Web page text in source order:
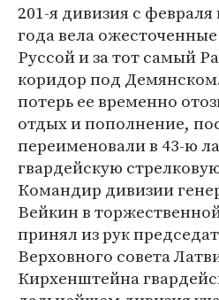
201-я дивизия с февраля
года вела
Руссой и за тот самый
коридор под
потерь ее временно
отдых и пополнение,
переименовали в 43-ю
гвардейскую
Командир дивизии
Вейкин в
принял из рук
Верховного совета
Кирхенштейна